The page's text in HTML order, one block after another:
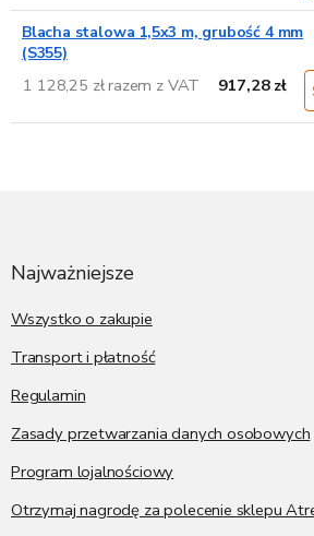
Blacha stalowa 1,5x3 m, grubość 4 mm
(S355)
1 128,25 zł razem z VAT 917,28 zł
Najważniejsze
Wszystko o zakupie
Transport i płatność
Regulamin
Zasady przetwarzania danych osobowych
Program lojalnościowy
Otrzymaj nagrodę za polecenie sklepu